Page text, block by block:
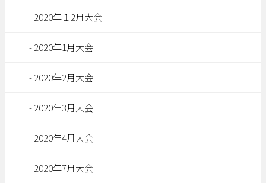
2020年１2月大会
2020年1月大会
2020年2月大会
2020年3月大会
2020年4月大会
2020年7月大会